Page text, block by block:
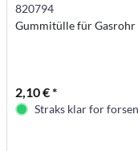
820794
Gummitülle für Gasrohr
2,10 € *
Straks klar for